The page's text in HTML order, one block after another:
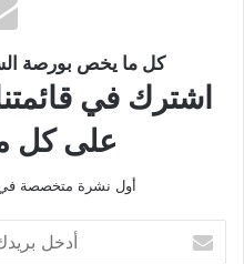
كل ما يخص بورصة
اشترك في
على كل
أول نشرة متخصصة في
بريدك